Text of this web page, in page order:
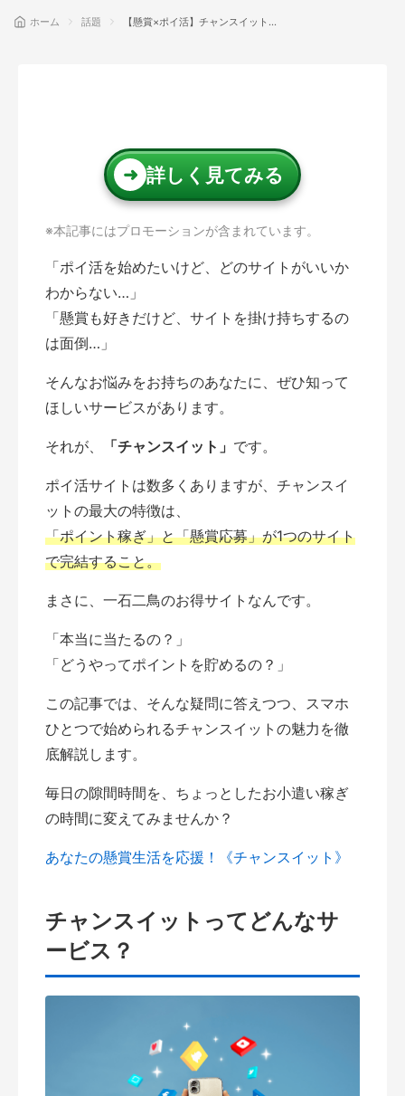
ホーム 話題
【懸賞×ポイ活】チャンスイットは
➜ 詳しく見てみる
※本記事にはプロモーションが含まれています。
「ポイ活を始めたいけど、どのサイトがいいか
わからない…」
「懸賞も好きだけど、サイトを掛け持ちするの
は面倒…」
そんなお悩みをお持ちのあなたに、ぜひ知って
ほしいサービスがあります。
それが、 「チャンスイット」 です。
ポイ活サイトは数多くありますが、チャンスイ
ットの最大の特徴は、
「ポイント稼ぎ」と「懸賞応募」が1つのサイト
で完結すること。
まさに、一石二鳥のお得サイトなんです。
「本当に当たるの？」
「どうやってポイントを貯めるの？」
この記事では、そんな疑問に答えつつ、スマホ
ひとつで始められるチャンスイットの魅力を徹
底解説します。
毎日の隙間時間を、ちょっとしたお小遣い稼ぎ
の時間に変えてみませんか？
あなたの懸賞生活を応援！《チャンスイット》
チャンスイットってどんなサ
ービス？